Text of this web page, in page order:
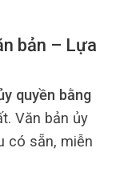
bản – Lựa
quyền bằng
Văn bản ủy
có sẵn, miễn